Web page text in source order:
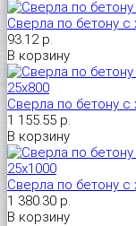
Фасадный анкер
Сверла по бетону с
93.12 р.
В корзину
Сверла по бетону с
1 155.55 р.
В корзину
Сверла по бетону с
1 380.30 р.
В корзину